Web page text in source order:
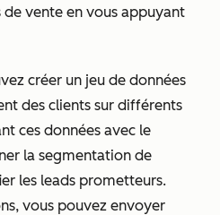
vente en vous appuyant
créer un jeu de données
des clients sur différents
ces données avec le
la segmentation de
les leads prometteurs.
vous pouvez envoyer